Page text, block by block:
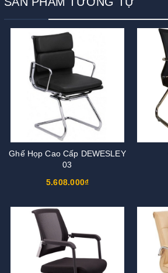
Ghế Họp Cao Cấp DEWESLEY
03
5.608.000₫